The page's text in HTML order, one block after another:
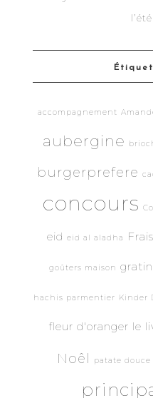
l’été
accompagnement
aubergine
burgerprefere
concours
eid eid al aladha
goûters maison gratin
hachis parmentier Kinder
fleur d'oranger le
Noêl patate douce